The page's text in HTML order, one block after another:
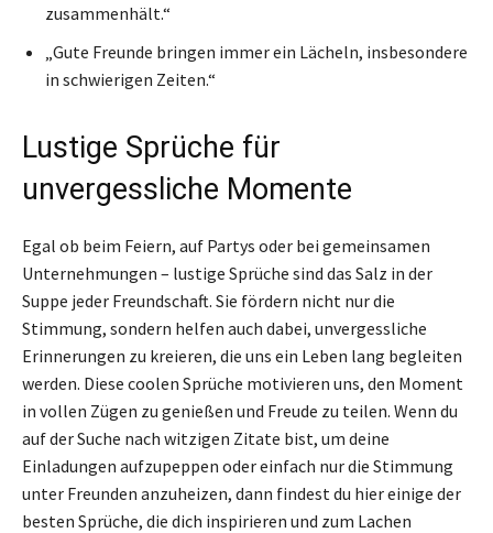
zusammenhält.“
„Gute Freunde bringen immer ein Lächeln, insbesondere
in schwierigen Zeiten.“
Lustige Sprüche für
unvergessliche Momente
Egal ob beim Feiern, auf Partys oder bei gemeinsamen
Unternehmungen – lustige Sprüche sind das Salz in der
Suppe jeder Freundschaft. Sie fördern nicht nur die
Stimmung, sondern helfen auch dabei, unvergessliche
Erinnerungen zu kreieren, die uns ein Leben lang begleiten
werden. Diese coolen Sprüche motivieren uns, den Moment
in vollen Zügen zu genießen und Freude zu teilen. Wenn du
auf der Suche nach witzigen Zitate bist, um deine
Einladungen aufzupeppen oder einfach nur die Stimmung
unter Freunden anzuheizen, dann findest du hier einige der
besten Sprüche, die dich inspirieren und zum Lachen